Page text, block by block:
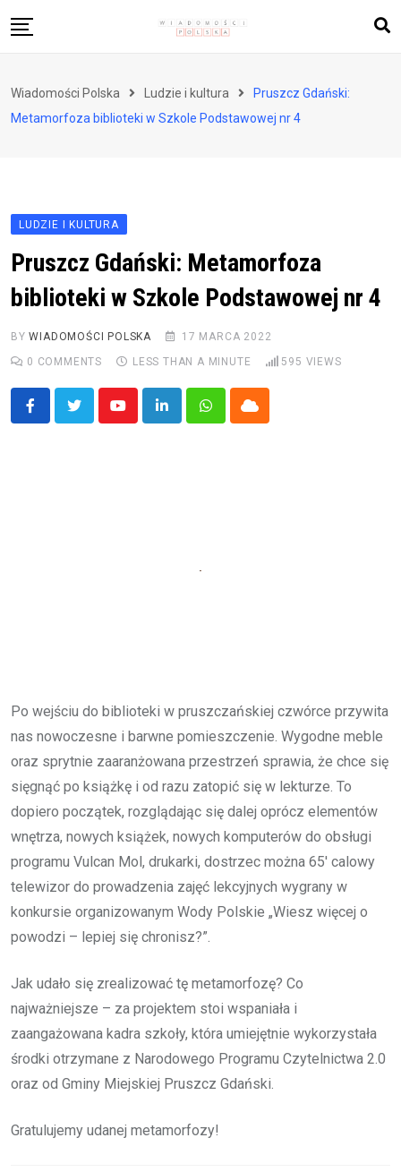
to
Zdrowie i styl życia
Wiadomości Polska Ludzie i kultura
Pruszcz Gdański:
Metamorfoza biblioteki w Szkole Podstawowej nr 4
LUDZIE I KULTURA
Pruszcz Gdański: Metamorfoza
biblioteki w Szkole Podstawowej nr 4
BYWIADOMOŚCI POLSKA
17 MARCA 2022
0 COMMENTS LESS THAN A MINUTE 595 VIEWS
YoutubeLinkedInWhatsappCloud
Po wejściu do biblioteki w pruszczańskiej czwórce przywita
nas nowoczesne i barwne pomieszczenie. Wygodne meble
oraz sprytnie zaaranżowana przestrzeń sprawia, że chce się
sięgnąć po książkę i od razu zatopić się w lekturze. To
dopiero początek, rozglądając się dalej oprócz elementów
wnętrza, nowych książek, nowych komputerów do obsługi
programu Vulcan Mol, drukarki, dostrzec można 65′ calowy
telewizor do prowadzenia zajęć lekcyjnych wygrany w
konkursie organizowanym Wody Polskie „Wiesz więcej o
powodzi – lepiej się chronisz?”.
Jak udało się zrealizować tę metamorfozę? Co
najważniejsze – za projektem stoi wspaniała i
zaangażowana kadra szkoły, która umiejętnie wykorzystała
środki otrzymane z Narodowego Programu Czytelnictwa 2.0
oraz od Gminy Miejskiej Pruszcz Gdański.
Gratulujemy udanej metamorfozy!